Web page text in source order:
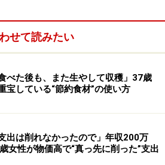
：5万円
せて読みたい
食べた後も、また生やして収穫」37歳
宝している“節約食材”の使い方
支出は削れなかったので」年収200万
女性が物価高で“真っ先に削った”支出